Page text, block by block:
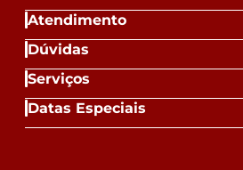
Atendimento
Dúvidas
Serviços
Datas Especiais